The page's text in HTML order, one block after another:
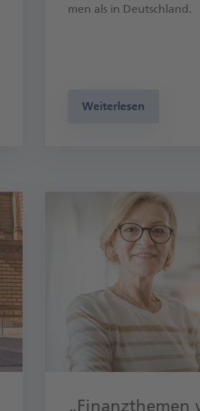
men als in Deutsch­land.
Weiterlesen
„Finanzthemen